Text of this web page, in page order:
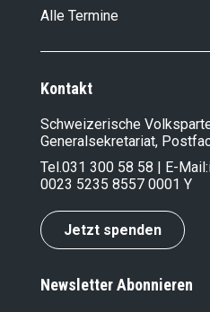
Alle Termine
Kontakt
Schweizerische
Generalsekretariat,
Tel.031 300 58 58 | E-Mail:
0023 5235 8557 0001 Y
Jetzt spenden
Newsletter Abonnieren